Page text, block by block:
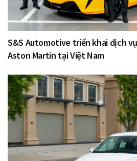
S&S Automotive triển khai dịch
Aston Martin tại Việt Nam